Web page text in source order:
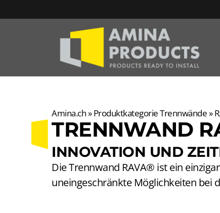
Amina.ch»Produktkategorie Trennwände»
TRENNWAND
INNOVATION UND
Die Trennwand RAVA® ist ein
uneingeschränkte Möglichkeiten bei